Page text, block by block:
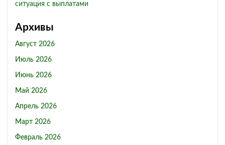
ситуация с выплатами
Архивы
Август 2026
Июль 2026
Июнь 2026
Май 2026
Апрель 2026
Март 2026
Февраль 2026